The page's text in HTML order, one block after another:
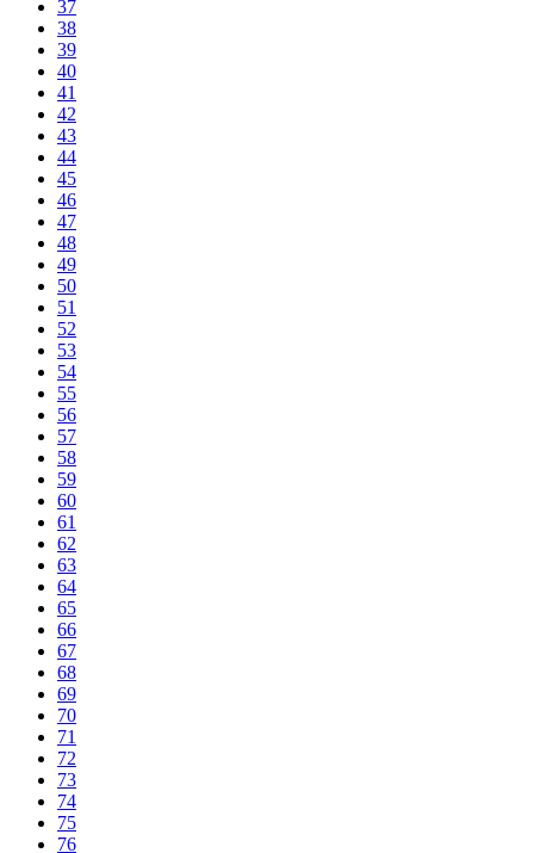
37
38
39
40
41
42
43
44
45
46
47
48
49
50
51
52
53
54
55
56
57
58
59
60
61
62
63
64
65
66
67
68
69
70
71
72
73
74
75
76